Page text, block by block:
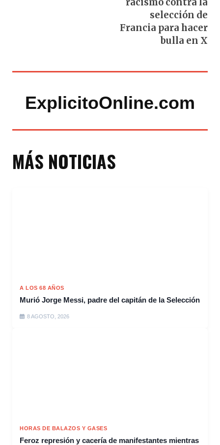
selección de
Francia para hacer
bulla en X
ExplicitoOnline.com
MÁS NOTICIAS
A LOS 68 AÑOS
Murió Jorge Messi, padre del capitán de la Selección
8 AGOSTO, 2026
HORAS DE BALAZOS Y GASES
Feroz represión y cacería de manifestantes mientras